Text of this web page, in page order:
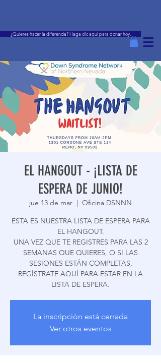
¿Quieres hacer la diferencia? Haga clic aquí para donar hoy.
EL HANGOUT - ¡LISTA DE
ESPERA DE JUNIO!
jue 13 de mar
  |
Oficina DSNNN
ESTA ES NUESTRA LISTA DE ESPERA PARA
EL HANGOUT.
UNA VEZ QUE TE REGISTRES PARA LAS 2
SEMANAS QUE QUIERES, O SI LAS
SESIONES ESTÁN COMPLETAS,
REGÍSTRATE AQUÍ PARA ESTAR EN LA
LISTA DE ESPERA.
La inscripción está cerrada
Ver otros eventos